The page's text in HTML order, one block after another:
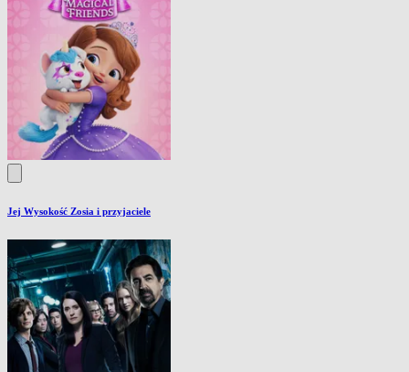
Jej Wysokość Zosia i przyjaciele